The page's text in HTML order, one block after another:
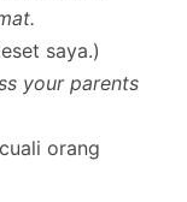
saya.)
your parents
orang